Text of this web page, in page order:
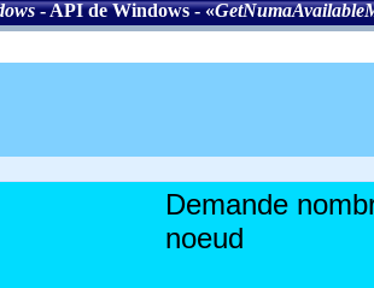
-API de Windows- «
Demande
noeud